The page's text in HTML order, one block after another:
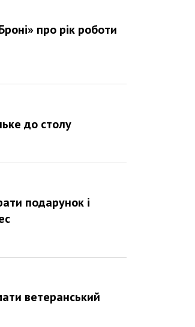
про рік роботи
до столу
подарунок і
ветеранський